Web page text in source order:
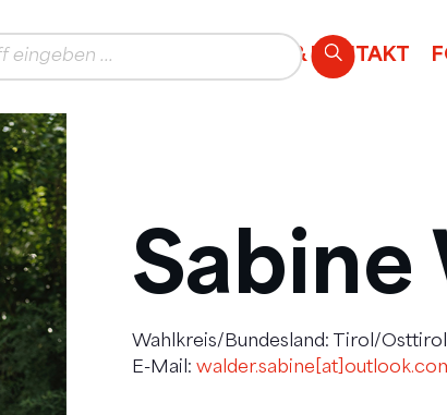
TEAM & KONTAKT
Sabine
Wahlkreis/Bundesland: Tirol/Osttirol
E-Mail: